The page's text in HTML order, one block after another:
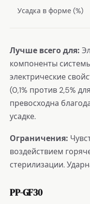
Усадка в форме (%)
Лучше всего для:
компоненты
электрические
(0,1% против 2,5%
превосходна
усадке.
Ограничения:
воздействием
стерилизации.
PP-GF30